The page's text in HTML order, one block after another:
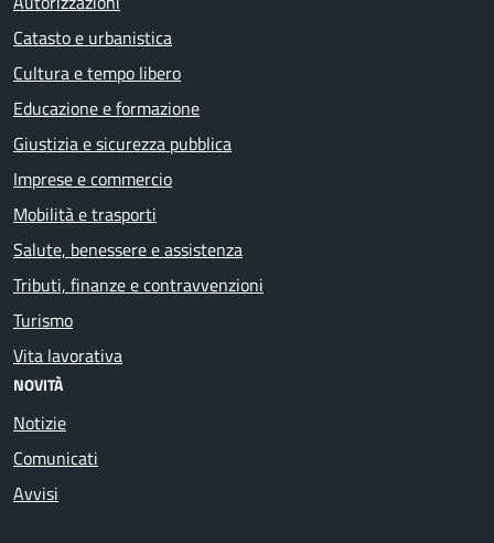
Catasto e urbanistica
Cultura e tempo libero
Educazione e formazione
Giustizia e sicurezza pubblica
Imprese e commercio
Mobilità e trasporti
Salute, benessere e assistenza
Tributi, finanze e contravvenzioni
Turismo
Vita lavorativa
NOVITÀ
Notizie
Comunicati
Avvisi